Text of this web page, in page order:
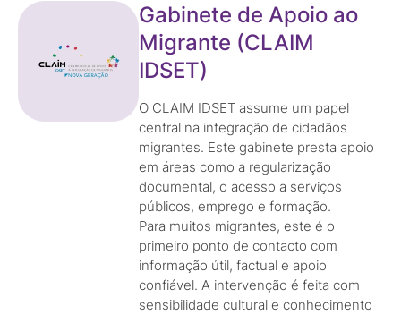
Gabinete de Apoio ao
Migrante (CLAIM
IDSET)
O CLAIM IDSET assume um papel
central na integração de cidadãos
migrantes. Este gabinete presta apoio
em áreas como a regularização
documental, o acesso a serviços
públicos, emprego e formação.
Para muitos migrantes, este é o
primeiro ponto de contacto com
informação útil, factual e apoio
confiável. A intervenção é feita com
sensibilidade cultural e conhecimento